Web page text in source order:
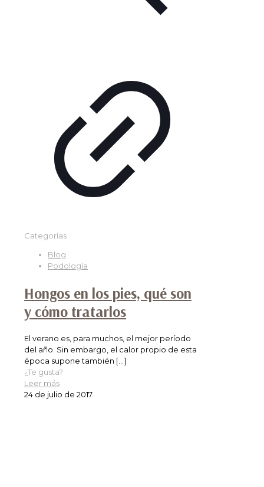
Categorías
Blog
Podología
Hongos en los pies, qué son
y cómo tratarlos
El verano es, para muchos, el mejor período
del año. Sin embargo, el calor propio de esta
época supone también […]
¿Te gusta?
Leer más
24 de julio de 2017